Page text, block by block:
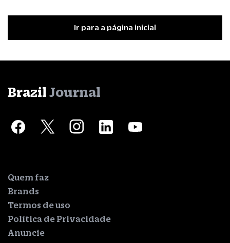
Ir para a página inicial
Brazil Journal
Quem faz
Brands
Termos de uso
Política de Privacidade
Anuncie